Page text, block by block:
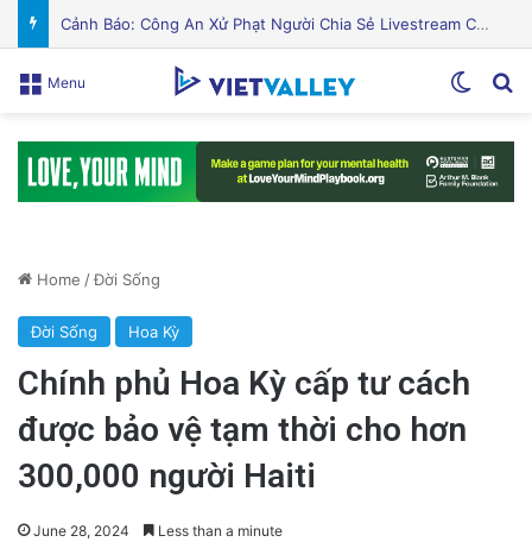
PGS.TS Hà Đình Đức: Di sản và Hành trình Cuộc đời của Nhà Khoa học Xuất sắc
Menu
Home /Đời Sống
Đời Sống Hoa Kỳ
Chính phủ Hoa Kỳ cấp tư cách
được bảo vệ tạm thời cho hơn
300,000 người Haiti
June 28, 2024 Less than a minute